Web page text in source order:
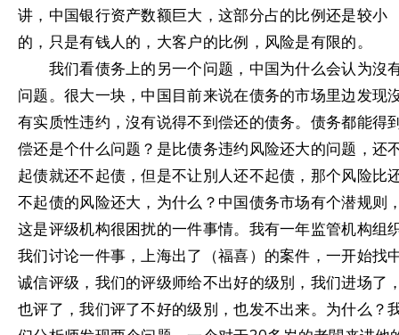
讲，中国银行资产数额巨大，这部分占的比例还是较小
的，只是有钱人的，大客户的比例，风险是有限的。
我们看债务上的另一个问题，中国为什么会认为沒
问题。很大一块，中国目前来说在债务的市场里边发现
有实质性违约，沒有说得不到偿还的债务。债务都能得
偿还是个什么问题？是比债务违约风险还大的问题，还
起债就还不起债，但是不让別人还不起债，那个风险比
不起债的风险还大，为什么？中国债务市场有个潜规则
这是评级机构很困扰的一件事情。我有一年监管机构组
我们讨论一件事，上海出了（福喜）的案件，一开始找
诚信评级，我们的评级师给不出好的级別，我们进场了
也评了，我们评了不好的级別，也发不出来。为什么？